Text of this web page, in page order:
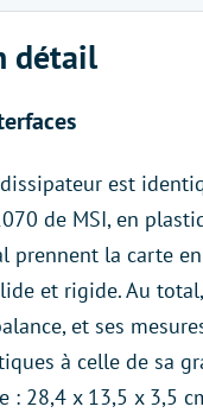
détail
est
de MSI, en
prennent la carte
et rigide. Au
et ses
à celle de sa
: 28,4 x 13,5 x 3,5